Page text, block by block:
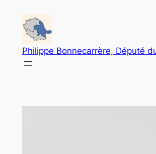
contenu
Philippe Bonnecarrère, Député